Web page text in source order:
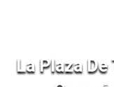
La Plaza De